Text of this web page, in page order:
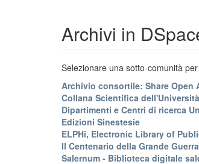
Archivi in
Selezionare una sotto-comunità
Archivio consortile: Share Open
Collana Scientifica
Dipartimenti e Centri di ricerca
Edizioni Sinestesie
ELPHi, Electronic Library of
Il Centenario della Grande
Salernum - Biblioteca digitale